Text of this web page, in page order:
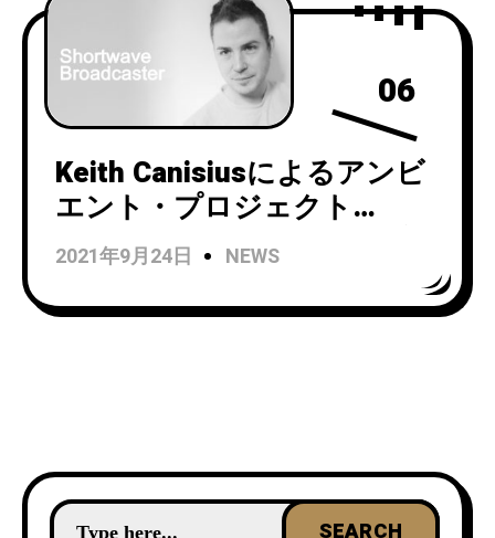
06
Keith Canisiusによるアンビ
エント・プロジェクト
Shortwave Broadcasterが新
作『In flow』を7月16日にリ
リース！
2021年9月24日 NEWS